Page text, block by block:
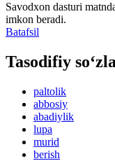
Savodxon dasturi
imkon beradi.
Batafsil
Tasodifiy
paltolik
abbosiy
abadiylik
lupa
murid
berish